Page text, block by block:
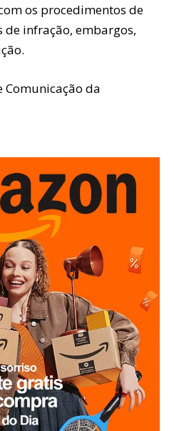
os procedimentos de
de infração, embargos,
Comunicação da